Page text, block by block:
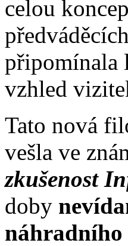
celou
připomínala
vzhled
Tato nová
vešla ve
zkušenost
doby
náhradního